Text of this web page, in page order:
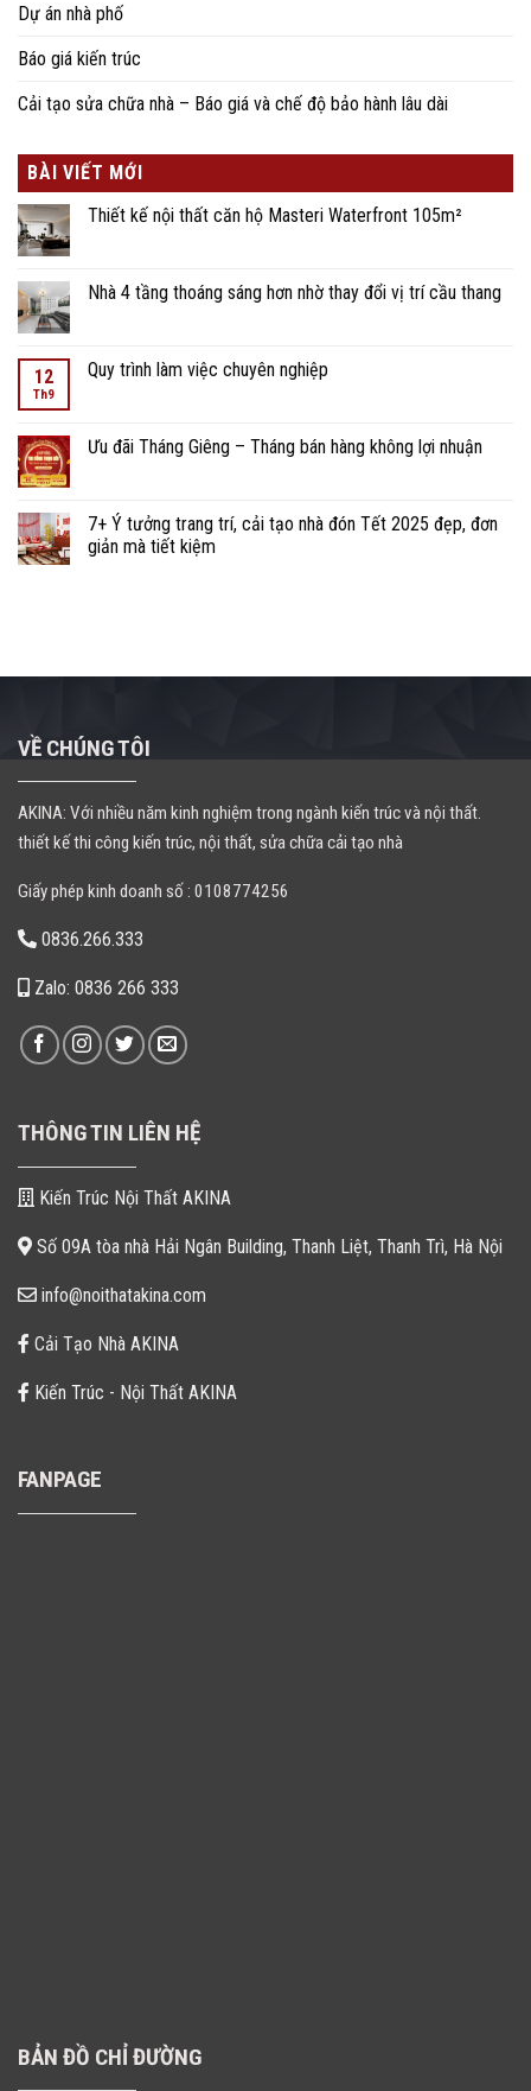
Dự án nhà phố
Báo giá kiến trúc
Cải tạo sửa chữa nhà – Báo giá và chế độ bảo hành lâu dài
BÀI VIẾT MỚI
Thiết kế nội thất căn hộ Masteri Waterfront 105m²
Nhà 4 tầng thoáng sáng hơn nhờ thay đổi vị trí cầu thang
12
Th9
Quy trình làm việc chuyên nghiệp
Ưu đãi Tháng Giêng – Tháng bán hàng không lợi nhuận
7+ Ý tưởng trang trí, cải tạo nhà đón Tết 2025 đẹp, đơn
giản mà tiết kiệm
VỀ CHÚNG TÔI
AKINA: Với nhiều năm kinh nghiệm trong ngành kiến trúc và nội thất.
thiết kế thi công kiến trúc, nội thất, sửa chữa cải tạo nhà
Giấy phép kinh doanh số : 0108774256
0836.266.333
Zalo: 0836 266 333
THÔNG TIN LIÊN HỆ
Kiến Trúc Nội Thất AKINA
Số 09A tòa nhà Hải Ngân Building, Thanh Liệt, Thanh Trì, Hà Nội
info@noithatakina.com
Cải Tạo Nhà AKINA
Kiến Trúc - Nội Thất AKINA
FANPAGE
BẢN ĐỒ CHỈ ĐƯỜNG